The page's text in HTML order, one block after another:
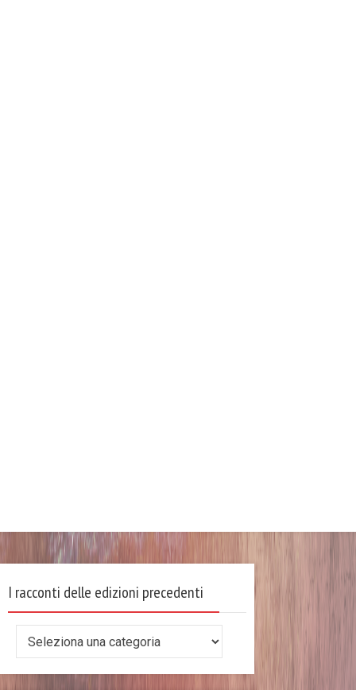
I racconti delle edizioni precedenti
delle